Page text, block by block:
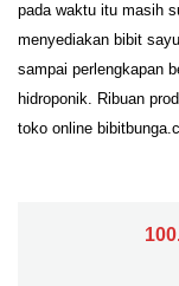
pada waktu itu masih
menyediakan bibit
sampai perlengkapan
hidroponik. Ribuan
toko online